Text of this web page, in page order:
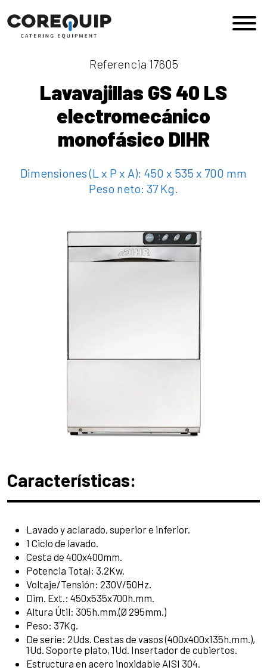
Navegación principal
Referencia 17605
Lavavajillas GS 40 LS
electromecánico
monofásico DIHR
Dimensiones (L x P x A): 450 x 535 x 700 mm
Peso neto: 37 Kg.
Características:
Lavado y aclarado, superior e inferior.
1 Ciclo de lavado.
Cesta de 400x400mm.
Potencia Total: 3,2Kw.
Voltaje/Tensión: 230V/50Hz.
Dim. Ext.: 450x535x700h.mm.
Altura Útil: 305h.mm.(Ø 295mm.)
Peso: 37Kg.
De serie: 2Uds. Cestas de vasos (400x400x135h.mm.),
1Ud. Soporte plato, 1Ud. Insertador de cubiertos.
Estructura en acero inoxidable AISI 304.